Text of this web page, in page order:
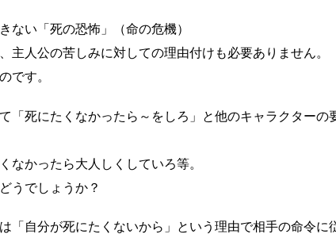
ない「死の恐怖」（命の危機）
主人公の苦しみに対しての理由付けも必要ありません。
です。
「死にたくなかったら～をしろ」と他のキャラクターの
なかったら大人しくしていろ等。
うでしょうか？
「自分が死にたくないから」という理由で相手の命令に